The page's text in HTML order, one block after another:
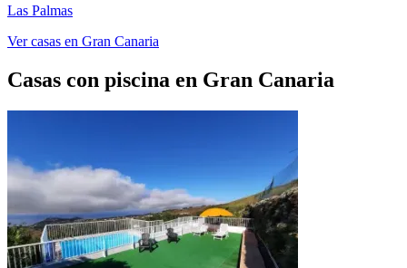
Las Palmas
Ver casas en Gran Canaria
Casas con piscina en Gran Canaria